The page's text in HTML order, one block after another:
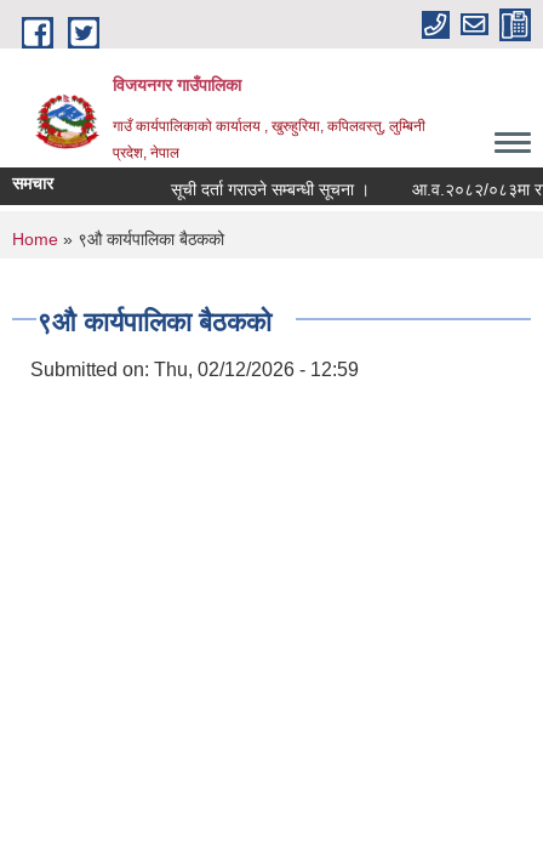
Skip to main content
विजयनगर गाउँपालिका
गाउँ कार्यपालिकाको कार्यालय , खुरुहुरिया, कपिलवस्तु, लुम्बिनी
प्रदेश, नेपाल
समचार सूची दर्ता गराउने सम्बन्धी सूचना । आ.व.२०८२/०८३मा
You are here
Home » ९औ कार्यपालिका बैठकको
९औ कार्यपालिका बैठकको
Submitted on: Thu, 02/12/2026 - 12:59